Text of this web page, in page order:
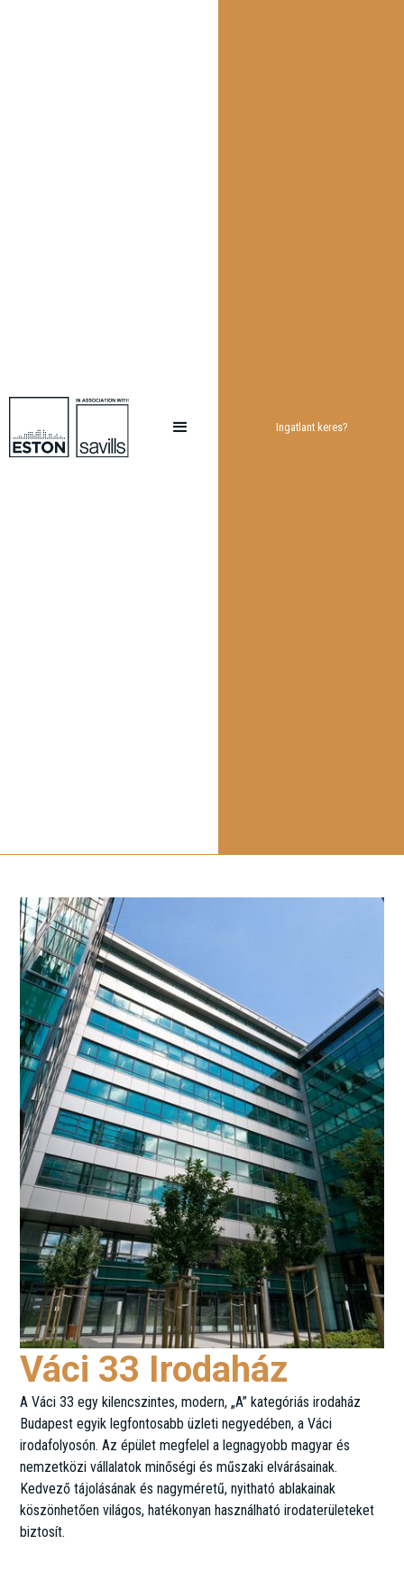
Ingatlant keres?
Váci 33 Irodaház
A Váci 33 egy kilencszintes, modern, „A” kategóriás irodaház
Budapest egyik legfontosabb üzleti negyedében, a Váci
irodafolyosón. Az épület megfelel a legnagyobb magyar és
nemzetközi vállalatok minőségi és műszaki elvárásainak.
Kedvező tájolásának és nagyméretű, nyitható ablakainak
köszönhetően világos, hatékonyan használható irodaterületeket
biztosít.